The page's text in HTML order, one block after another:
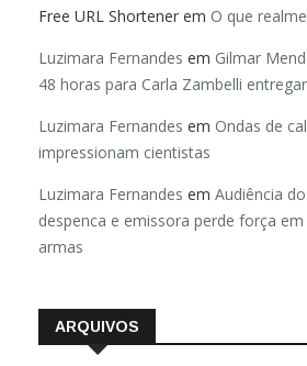
Free URL Shortener em O que
Luzimara Fernandes em Gilmar
48 horas para Carla Zambelli
Luzimara Fernandes em Ondas de
impressionam cientistas
Luzimara Fernandes em Audiência
despenca e emissora perde força
armas
ARQUIVOS